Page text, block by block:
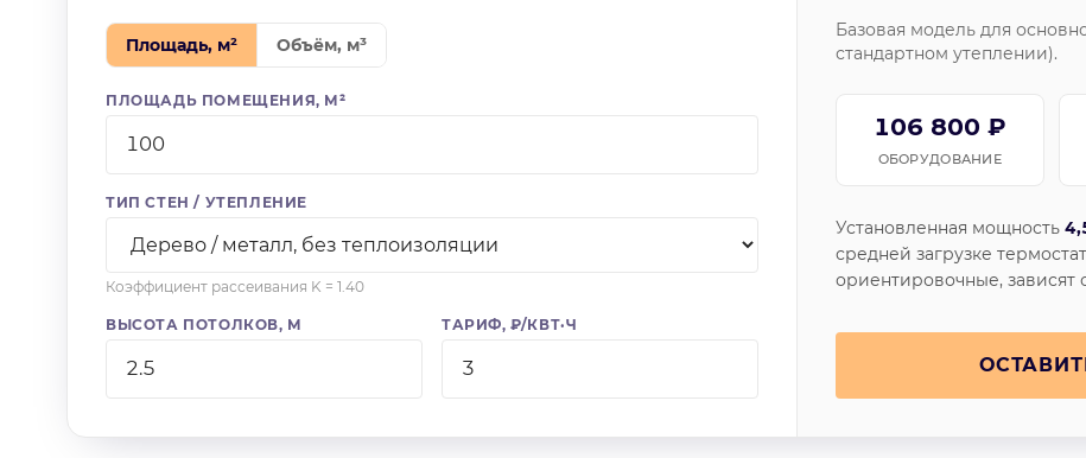
Площадь, м² Объём, м³
ПЛОЩАДЬ ПОМЕЩЕНИЯ, М²
ТИП СТЕН / УТЕПЛЕНИЕ
Коэффициент рассеивания K = 1.40
ВЫСОТА ПОТОЛКОВ, М ТАРИФ, ₽/КВТ·Ч
Базовая модель для
стандартном утеплении).
106 800 ₽
ОБОРУДОВАНИЕ
Установленная мощность
средней загрузке
ориентировочные, зависят